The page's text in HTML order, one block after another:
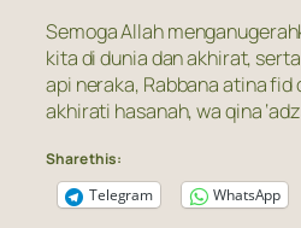
Semoga Allah
kita di dunia dan akhirat,
api neraka, Rabbana atina fid
akhirati hasanah, wa qina
Share this:
Telegram
WhatsApp